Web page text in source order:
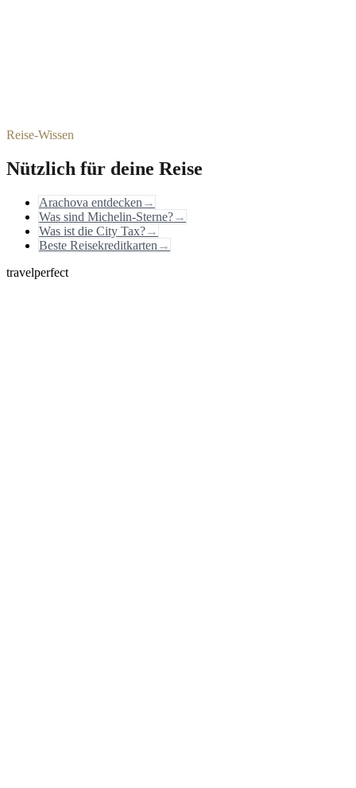
Reise-Wissen
Nützlich für deine Reise
Arachova entdecken →
Was sind Michelin-Sterne?→
Was ist die City Tax?→
Beste Reisekreditkarten →
travelperfect